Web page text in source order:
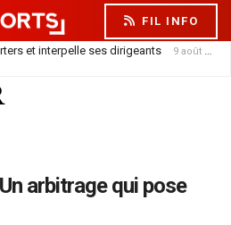
FIL INFO
le Racing joue contre la montre 9 août 2026
arbitrage qui pose